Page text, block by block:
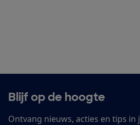
Blijf op de hoogte
Ontvang nieuws, acties en tips in